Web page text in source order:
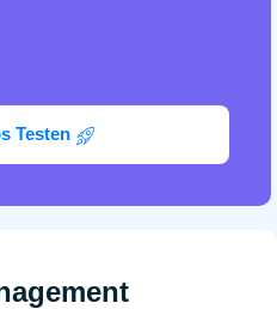
Testen